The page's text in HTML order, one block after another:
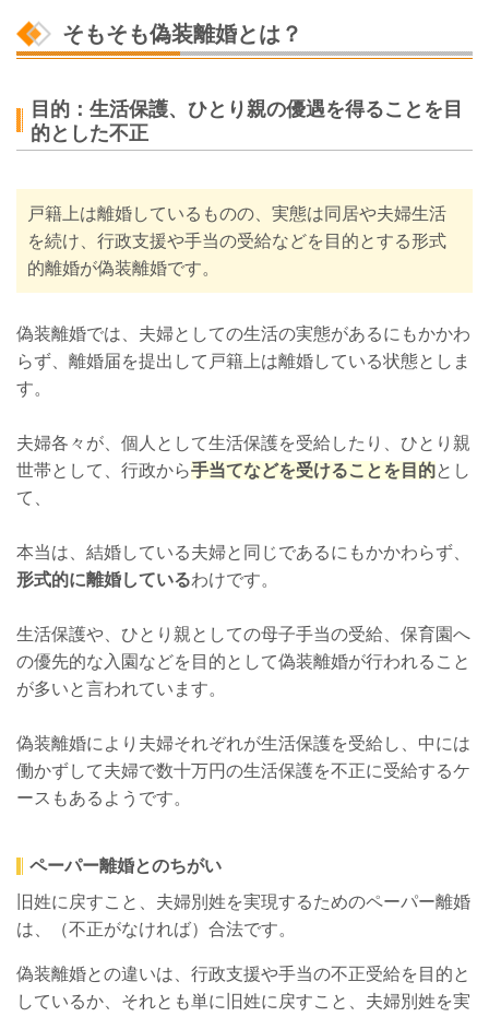
そもそも偽装離婚とは？
目的：生活保護、ひとり親の優遇を得ることを目
的とした不正
戸籍上は離婚しているものの、実態は同居や夫婦生活
を続け、行政支援や手当の受給などを目的とする形式
的離婚が偽装離婚です。
偽装離婚では、夫婦としての生活の実態があるにもかかわ
らず、離婚届を提出して戸籍上は離婚している状態としま
す。
夫婦各々が、個人として生活保護を受給したり、ひとり親
世帯として、行政から手当てなどを受けることを目的とし
て、
本当は、結婚している夫婦と同じであるにもかかわらず、
形式的に離婚しているわけです。
生活保護や、ひとり親としての母子手当の受給、保育園へ
の優先的な入園などを目的として偽装離婚が行われること
が多いと言われています。
偽装離婚により夫婦それぞれが生活保護を受給し、中には
働かずして夫婦で数十万円の生活保護を不正に受給するケ
ースもあるようです。
ペーパー離婚とのちがい
旧姓に戻すこと、夫婦別姓を実現するためのペーパー離婚
は、（不正がなければ）合法です。
偽装離婚との違いは、行政支援や手当の不正受給を目的と
しているか、それとも単に旧姓に戻すこと、夫婦別姓を実